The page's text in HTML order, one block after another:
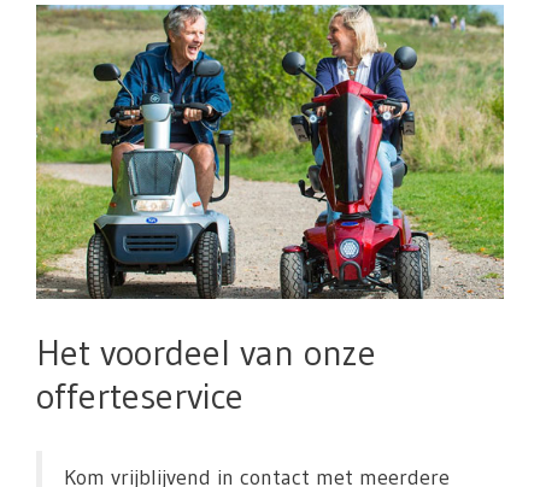
Het voordeel van onze
offerteservice
Kom vrijblijvend in contact met meerdere